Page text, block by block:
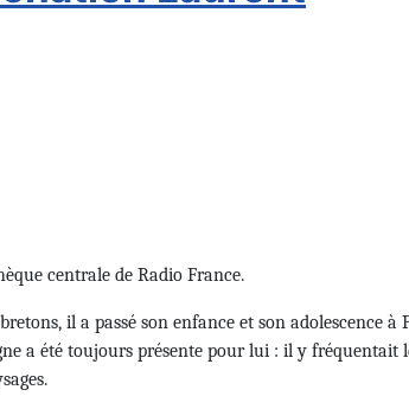
centrale de Radio France.
il a passé son enfance et son adolescence
a été toujours présente pour lui : il y